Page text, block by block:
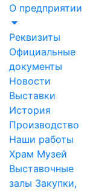
О предприятии
Реквизиты
Официальные
документы
Новости
Выставки
История
Производство
Наши работы
Храм Музей
Выставочные
залы Закупки,